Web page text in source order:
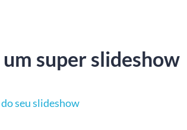
super slideshow
seu slideshow